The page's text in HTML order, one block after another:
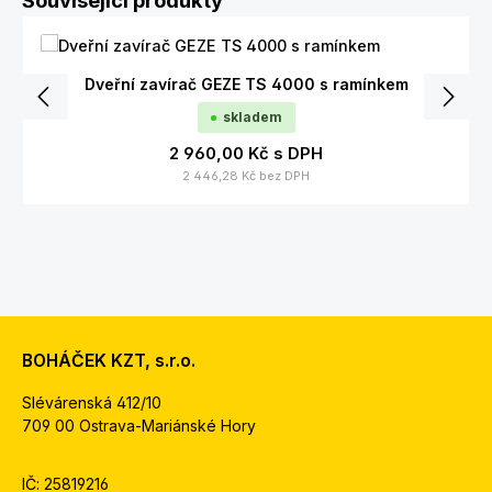
Dveřní zavírač GEZE TS 4000 s ramínkem
skladem
2 960,00 Kč s DPH
2 446,28 Kč bez DPH
BOHÁČEK KZT, s.r.o.
Slévárenská 412/10
709 00 Ostrava-Mariánské Hory
IČ: 25819216